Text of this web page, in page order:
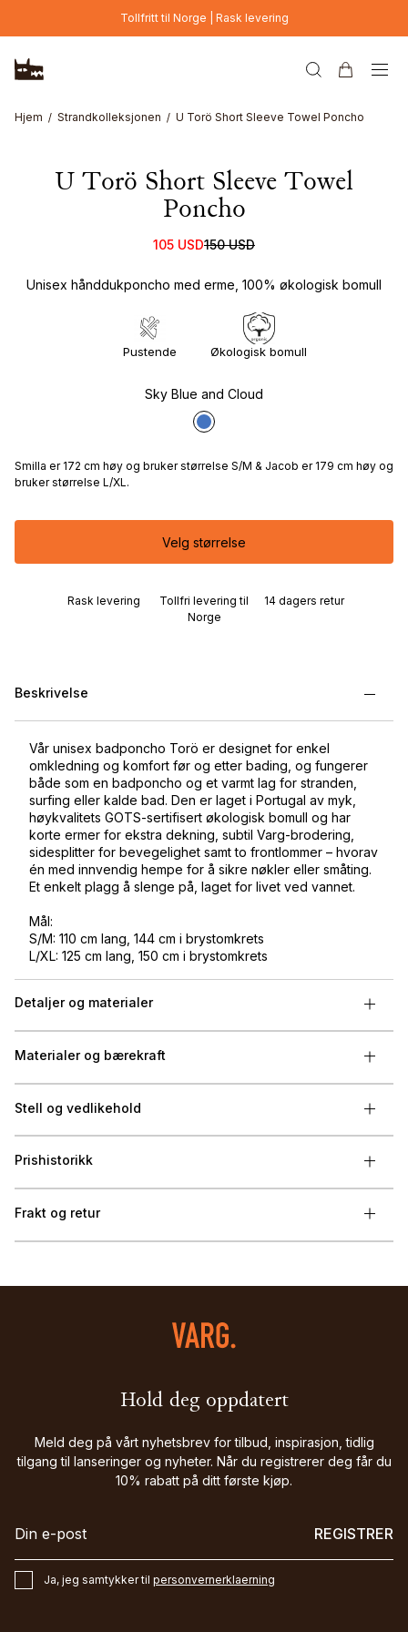
Hopp til hovedinnholdTollfritt til Norge | Rask levering
Hjem Strandkolleksjonen U Torö Short Sleeve Towel Poncho
U Torö Short Sleeve Towel
Poncho
105 USD150 USD
Unisex hånddukponcho med erme, 100% økologisk bomull
Pustende Økologisk bomull
Sky Blue and Cloud
Smilla er 172 cm høy og bruker størrelse S/M & Jacob er 179 cm høy og
bruker størrelse L/XL.
Velg størrelse
Rask levering
Tollfri levering til
Norge
14 dagers retur
Beskrivelse
Vår unisex badponcho Torö er designet for enkel
omkledning og komfort før og etter bading, og fungerer
både som en badponcho og et varmt lag for stranden,
surfing eller kalde bad. Den er laget i Portugal av myk,
høykvalitets GOTS-sertifisert økologisk bomull og har
korte ermer for ekstra dekning, subtil Varg-brodering,
sidesplitter for bevegelighet samt to frontlommer – hvorav
én med innvendig hempe for å sikre nøkler eller småting.
Et enkelt plagg å slenge på, laget for livet ved vannet.
Mål:
S/M: 110 cm lang, 144 cm i brystomkrets
L/XL: 125 cm lang, 150 cm i brystomkrets
Detaljer og materialer
Materialer og bærekraft
Stell og vedlikehold
Prishistorikk
Frakt og retur
Hold deg oppdatert
Meld deg på vårt nyhetsbrev for tilbud, inspirasjon, tidlig
tilgang til lanseringer og nyheter. Når du registrerer deg får du
10% rabatt på ditt første kjøp.
REGISTRER
Ja, jeg samtykker til personvernerklaerning